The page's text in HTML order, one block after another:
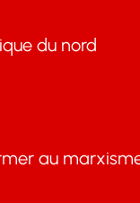
du nord
au